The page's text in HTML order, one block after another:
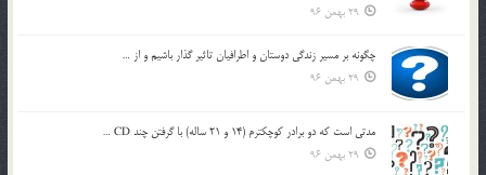
29 بهمن 96
چگونه بر مسير زندگي دوستان و اطرافيان تاثير گذار باشيم و از …
29 بهمن 96
مدتي است كه دو برادر كوچكترم (14 و 21 ساله) با گرفتن چند CD …
29 بهمن 96